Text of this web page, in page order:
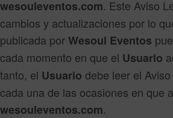
wesouleventos.com. Este Aviso
cambios y actualizaciones por lo
publicada porWesoul Eventos
cada momento en que el Usuario
tanto, el Usuario debe leer el
cada una de las ocasiones en que
wesouleventos.com.